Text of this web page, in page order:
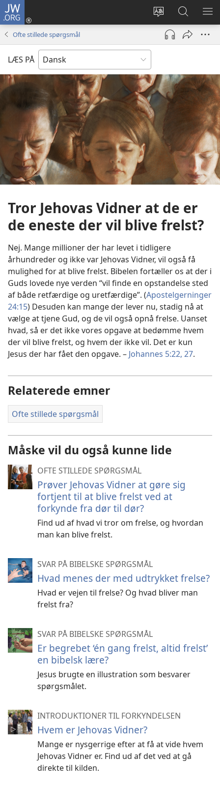
JW.ORG
Vælg
sprog
Log
på
(åbner
vindue)
Søg
på
JW.ORG
VIS
Ofte stillede spørgsmål
LÆS PÅ
Tror Jehovas Vidner at de er
de eneste der vil blive frelst?
Nej. Mange millioner der har levet i tidligere
århundreder og ikke var Jehovas Vidner, vil også få
mulighed for at blive frelst. Bibelen fortæller os at der i
Guds lovede nye verden “vil finde en opstandelse sted
af både retfærdige og uretfærdige”. (Apostelgerninger
24:15) Desuden kan mange der lever nu, stadig nå at
vælge at tjene Gud, og de vil også opnå frelse. Uanset
hvad, så er det ikke vores opgave at bedømme hvem
der vil blive frelst, og hvem der ikke vil. Det er kun
Jesus der har fået den opgave. – Johannes 5:22, 27.
Relaterede emner
Ofte stillede spørgsmål
Måske vil du også kunne lide
OFTE STILLEDE SPØRGSMÅL
Prøver Jehovas Vidner at gøre sig
fortjent til at blive frelst ved at
forkynde fra dør til dør?
Find ud af hvad vi tror om frelse, og hvordan
man kan blive frelst.
SVAR PÅ BIBELSKE SPØRGSMÅL
Hvad menes der med udtrykket frelse?
Hvad er vejen til frelse? Og hvad bliver man
frelst fra?
SVAR PÅ BIBELSKE SPØRGSMÅL
Er begrebet ‘én gang frelst, altid frelst’
en bibelsk lære?
Jesus brugte en illustration som besvarer
spørgsmålet.
INTRODUKTIONER TIL FORKYNDELSEN
Hvem er Jehovas Vidner?
Mange er nysgerrige efter at få at vide hvem
Jehovas Vidner er. Find ud af det ved at gå
direkte til kilden.